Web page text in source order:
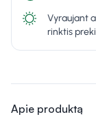
Vyraujant
rinktis
Apie produktą